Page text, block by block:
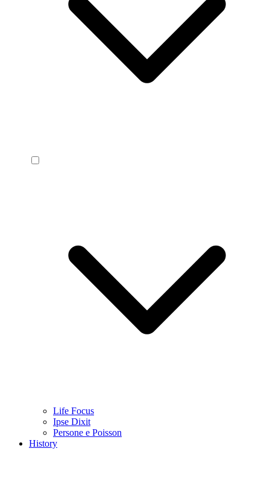
Life Focus
Ipse Dixit
Persone e Poisson
History